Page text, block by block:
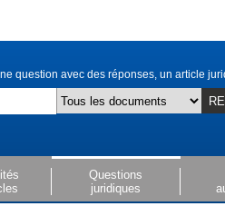
question avec des réponses, un article
Questions
juridiques